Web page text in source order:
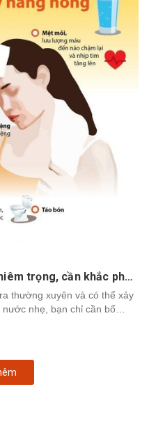
Dấu hiệu cơ thể mất nước nghiêm trọng, cần khắc phục nhanh chóng
thường xuyên và có thể xảy
nhẹ, bạn chỉ cần bổ